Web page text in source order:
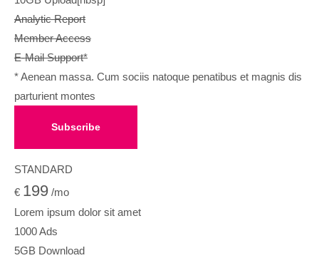
Analytic Report
Member Access
E-Mail Support*
* Aenean massa. Cum sociis natoque penatibus et magnis dis
parturient montes
Subscribe
STANDARD
€ 199 /mo
Lorem ipsum dolor sit amet
1000 Ads
5GB Download